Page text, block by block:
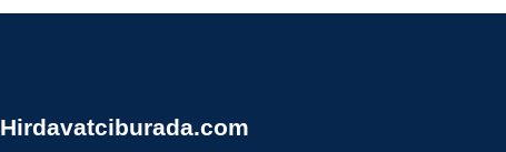
Hirdavatciburada.com